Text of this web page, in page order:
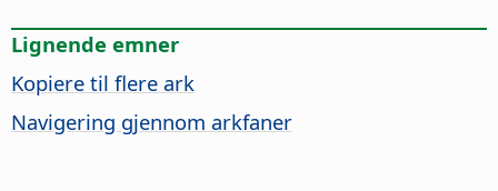
Lignende emner
Kopiere til flere ark
Navigering gjennom arkfaner